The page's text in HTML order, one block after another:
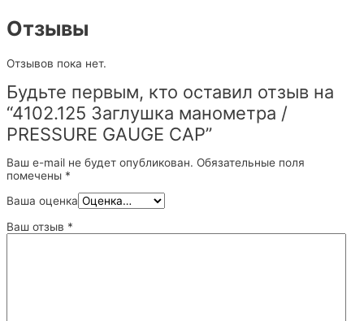
Отзывы
Отзывов пока нет.
Будьте первым, кто оставил отзыв на
“4102.125 Заглушка манометра /
PRESSURE GAUGE CAP”
Ваш e-mail не будет опубликован. Обязательные поля
помечены *
Ваша оценка
Ваш отзыв *